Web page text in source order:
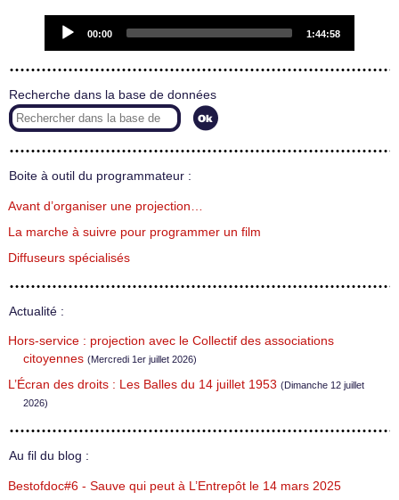
Player
00:00 1:44:58
Recherche dans la base de données
Boite à outil du programmateur :
Avant d’organiser une projection…
La marche à suivre pour programmer un film
Diffuseurs spécialisés
Actualité :
Hors-service : projection avec le Collectif des associations
citoyennes (Mercredi 1er juillet 2026)
L’Écran des droits : Les Balles du 14 juillet 1953 (Dimanche 12 juillet
2026)
Au fil du blog :
Bestofdoc#6 - Sauve qui peut à L’Entrepôt le 14 mars 2025